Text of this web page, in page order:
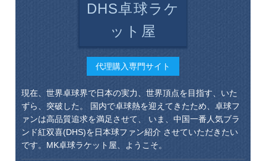
DHS卓球ラケ
ット屋
代理購入専門サイト
現在、世界卓球界で日本の実力、世界頂点を目指す、いた
ずら、突破した。 国内で卓球熱を迎えてきたため、卓球フ
ァンは高品質追求を満足させて、 いま、中国一番人気ブラ
ンド紅双喜(DHS)を日本球ファン紹介 させていただきたい
です。MK卓球ラケット屋、ようこそ。